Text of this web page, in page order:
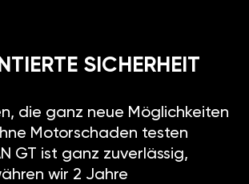
SICHERHEIT
die ganz neue Möglichkeiten
Motorschaden testen
GT ist ganz zuverlässig,
wir 2 Jahre